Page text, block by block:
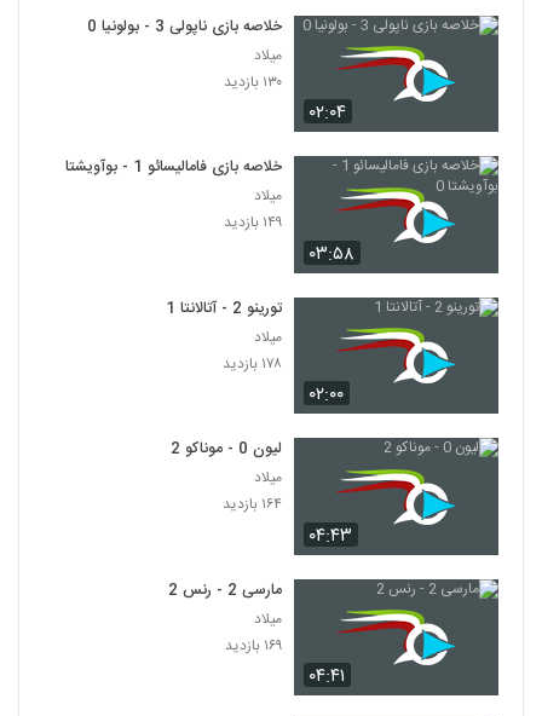
۰۲:۰۴
خلاصه بازی ناپولی 3 - بولونیا 0
میلاد
۱۳۰ بازدید
۰۳:۵۸
خلاصه بازی فامالیسائو 1 - بوآویشتا 0
میلاد
۱۴۹ بازدید
۰۲:۰۰
تورینو 2 - آتالانتا 1
میلاد
۱۷۸ بازدید
۰۴:۴۳
لیون 0 - موناکو 2
میلاد
۱۶۴ بازدید
۰۴:۴۱
مارسی 2 - رنس 2
میلاد
۱۶۹ بازدید